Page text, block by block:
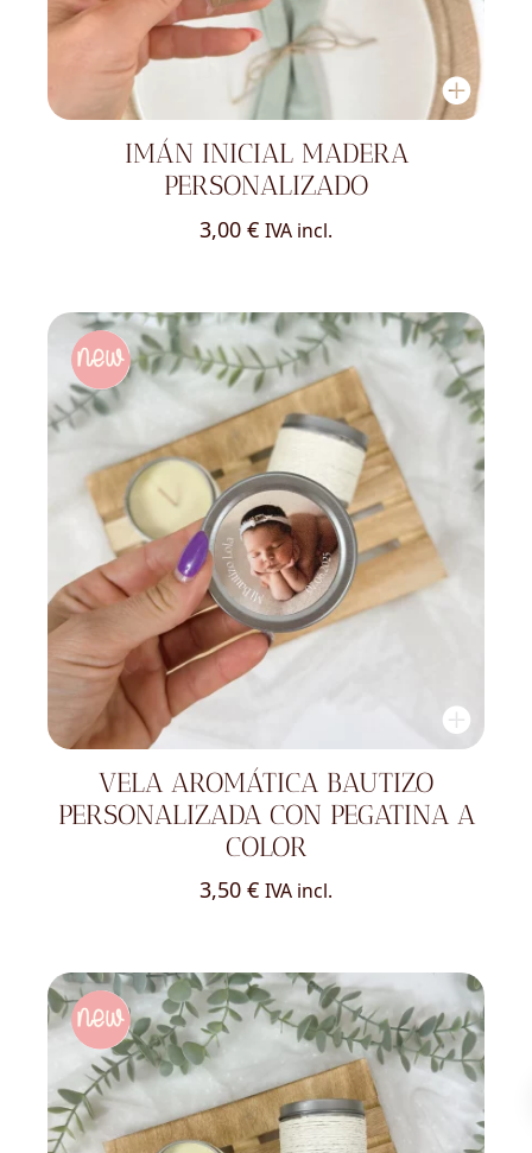
IMÁN INICIAL MADERA
PERSONALIZADO
3,00 € IVA incl.
VELA AROMÁTICA BAUTIZO
PERSONALIZADA CON PEGATINA A
COLOR
3,50 € IVA incl.